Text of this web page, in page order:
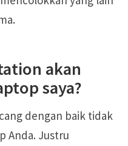
akan
saya?
dengan baik tidak
Anda. Justru